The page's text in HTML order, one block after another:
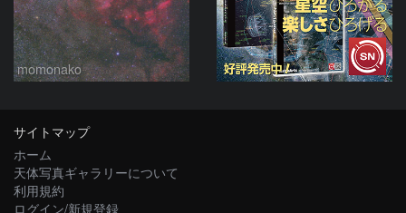
momonako
サイトマップ
ホーム
天体写真ギャラリーについて
利用規約
ログイン/新規登録